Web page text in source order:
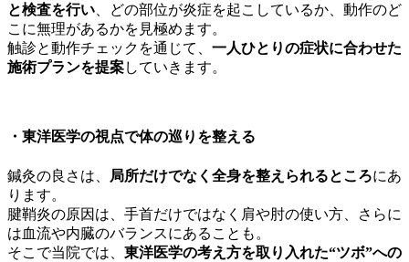
と検査を行い 、どの部位が炎症を起こしているか、動作のど
こに無理があるかを見極めます。
触診と動作チェックを通じて、 一人ひとりの症状に合わせた
施術プランを提案していきます。
・ 東洋医学の視点で体の巡りを整える
鍼灸の良さは、 局所だけでなく全身を整えられるところにあ
ります。
腱鞘炎の原因は、手首だけではなく肩や肘の使い方、さらに
は血流や内臓のバランスにあることも。
そこで当院では、 東洋医学の考え方を取り入れた“ツボ”への